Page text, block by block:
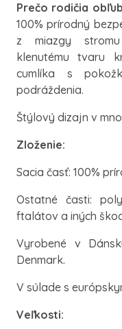
Prečo rodičia
100% prírodný
z miazgy stromu
klenutému tvaru
cumlíka s
podráždenia.
Štýlový dizajn v
Zloženie:
Sacia časť: 100%
Ostatné časti:
ftalátov a iných
Vyrobené v
Denmark.
V súlade s
Veľkosti: